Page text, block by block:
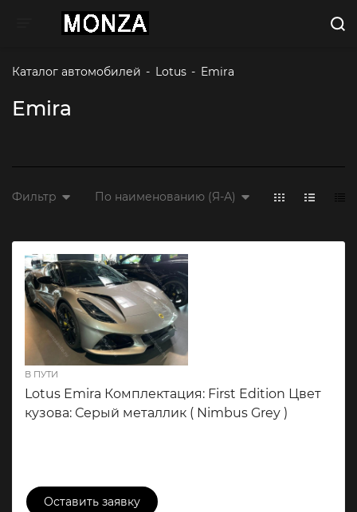
Toggle navigation
Каталог автомобилей - Lotus - Emira
Emira
Фильтр По наименованию (Я-А)
В ПУТИ
Lotus Emira Комплектация: First Edition Цвет
кузова: Серый металлик ( Nimbus Grey )
Оставить заявку